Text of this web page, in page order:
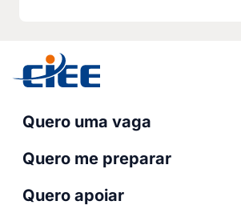
Quero uma vaga
Quero me preparar
Quero apoiar